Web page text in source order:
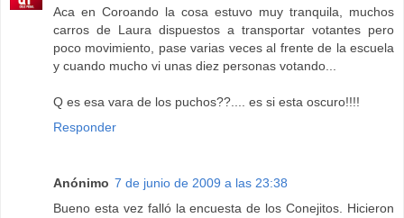
Aca en Coroando la cosa estuvo muy tranquila, muchos
carros de Laura dispuestos a transportar votantes pero
poco movimiento, pase varias veces al frente de la escuela
y cuando mucho vi unas diez personas votando...
Q es esa vara de los puchos??.... es si esta oscuro!!!!
Responder
Anónimo 7 de junio de 2009 a las 23:38
Bueno esta vez falló la encuesta de los Conejitos. Hicieron